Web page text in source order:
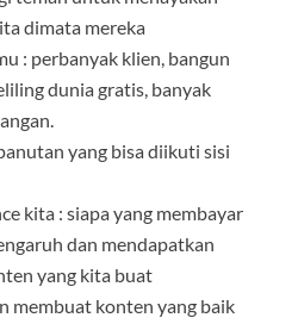
dimata mereka
: perbanyak klien, bangun
dunia gratis, banyak
yang bisa diikuti sisi
kita : siapa yang membayar
dan mendapatkan
yang kita buat
membuat konten yang baik